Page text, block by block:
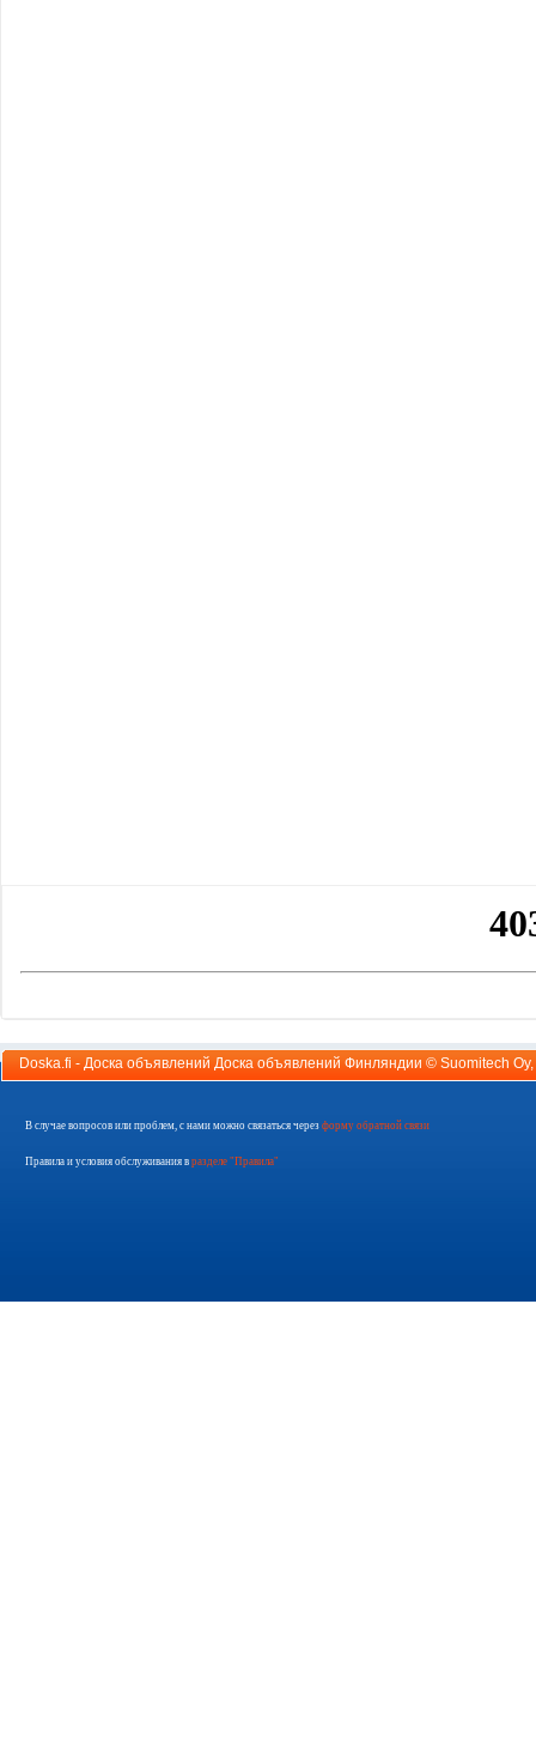
Doska.fi - Доска объявлений Доска объявлений Финляндии © Suomitech Oy
В случае вопросов или проблем, с нами можно связаться через форму обратной связи
Правила и условия обслуживания в разделе "Правила"